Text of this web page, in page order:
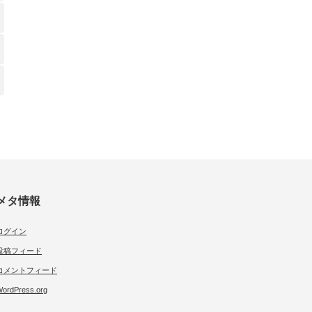
タ情報
グイン
稿フィード
メントフィード